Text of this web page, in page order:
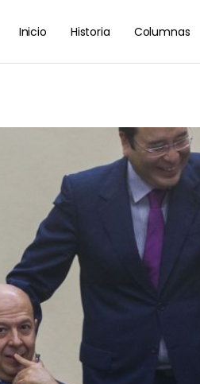
Inicio Historia Columnas